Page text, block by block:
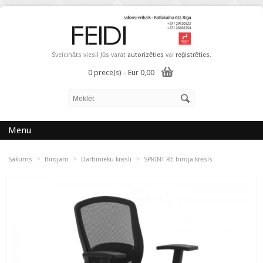
Sveicināts viesi! Jūs varat autorizēties vai reģistrēties.
0 prece(s) - Eur 0,00
Menu
Sākums > Birojam > Darbinieku krēsli > SPRINT RE biroja krēsls